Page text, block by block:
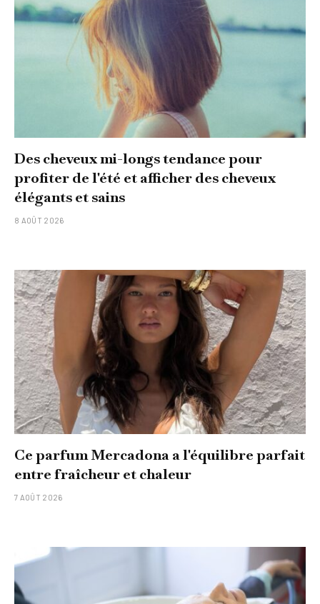
Des cheveux mi-longs tendance pour
profiter de l'été et afficher des cheveux
élégants et sains
8 AOÛT 2026
Ce parfum Mercadona a l'équilibre parfait
entre fraîcheur et chaleur
7 AOÛT 2026